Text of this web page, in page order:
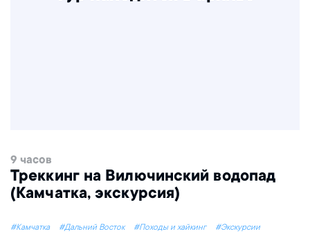
9 часов
Треккинг на Вилючинский водопад
(Камчатка, экскурсия)
#Камчатка #Дальний Восток #Походы и хайкинг
#Экскурсии